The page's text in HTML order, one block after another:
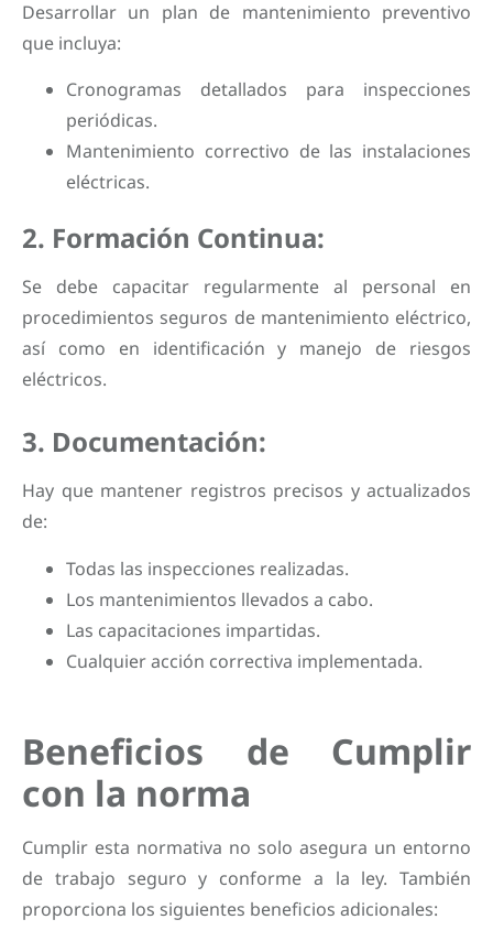
Desarrollar un plan de mantenimiento preventivo
que incluya:
Cronogramas detallados para inspecciones
periódicas.
Mantenimiento correctivo de las instalaciones
eléctricas.
2. Formación Continua:
Se debe capacitar regularmente al personal en
procedimientos seguros de mantenimiento eléctrico,
así como en identificación y manejo de riesgos
eléctricos.
3. Documentación:
Hay que mantener registros precisos y actualizados
de:
Todas las inspecciones realizadas.
Los mantenimientos llevados a cabo.
Las capacitaciones impartidas.
Cualquier acción correctiva implementada.
Beneficios de Cumplir
con la norma
Cumplir esta normativa no solo asegura un entorno
de trabajo seguro y conforme a la ley. También
proporciona los siguientes beneficios adicionales: